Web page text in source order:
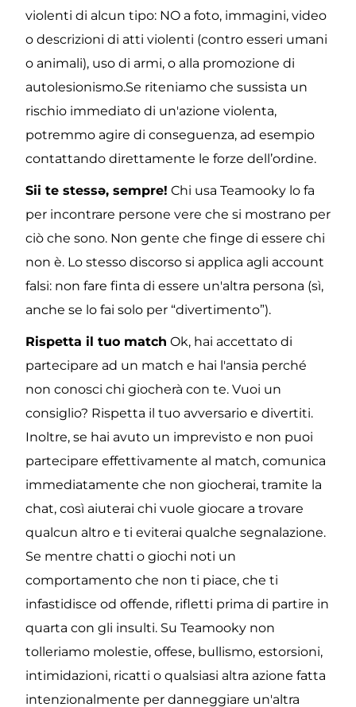
violenti di alcun tipo: NO a foto, immagini, video
o descrizioni di atti violenti (contro esseri umani
o animali), uso di armi, o alla promozione di
autolesionismo.Se riteniamo che sussista un
rischio immediato di un'azione violenta,
potremmo agire di conseguenza, ad esempio
contattando direttamente le forze dell’ordine.
Sii te stessə, sempre! Chi usa Teamooky lo fa
per incontrare persone vere che si mostrano per
ciò che sono. Non gente che finge di essere chi
non è. Lo stesso discorso si applica agli account
falsi: non fare finta di essere un'altra persona (sì,
anche se lo fai solo per “divertimento”).
Rispetta il tuo match Ok, hai accettato di
partecipare ad un match e hai l'ansia perché
non conosci chi giocherà con te. Vuoi un
consiglio? Rispetta il tuo avversario e divertiti.
Inoltre, se hai avuto un imprevisto e non puoi
partecipare effettivamente al match, comunica
immediatamente che non giocherai, tramite la
chat, così aiuterai chi vuole giocare a trovare
qualcun altro e ti eviterai qualche segnalazione.
Se mentre chatti o giochi noti un
comportamento che non ti piace, che ti
infastidisce od offende, rifletti prima di partire in
quarta con gli insulti. Su Teamooky non
tolleriamo molestie, offese, bullismo, estorsioni,
intimidazioni, ricatti o qualsiasi altra azione fatta
intenzionalmente per danneggiare un'altra